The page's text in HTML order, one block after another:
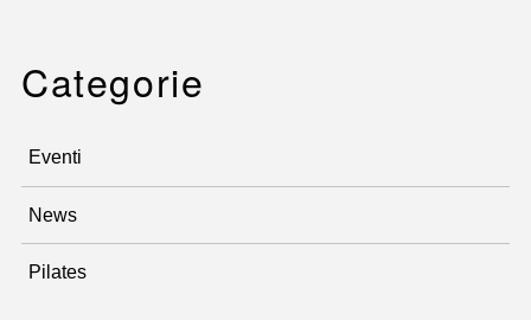
Categorie
Eventi
News
Pilates